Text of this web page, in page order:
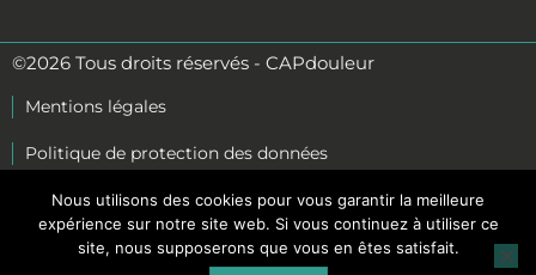
©2026 Tous droits réservés - CAPdouleur
Mentions légales
Politique de protection des données
C.G.S
C.G.V formation
Nous utilisons des cookies pour vous garantir la meilleure
expérience sur notre site web. Si vous continuez à utiliser ce
site, nous supposerons que vous en êtes satisfait.